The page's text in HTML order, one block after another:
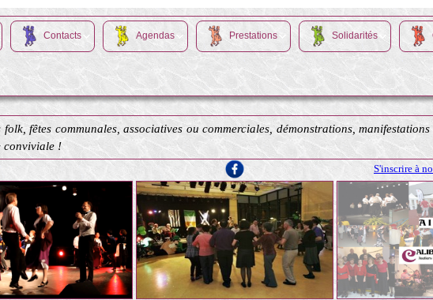
Contacts Agendas Prestations Solidarités
fêtes communales, associatives ou commerciales, démonstrations,
conviviale !
S'inscrire à